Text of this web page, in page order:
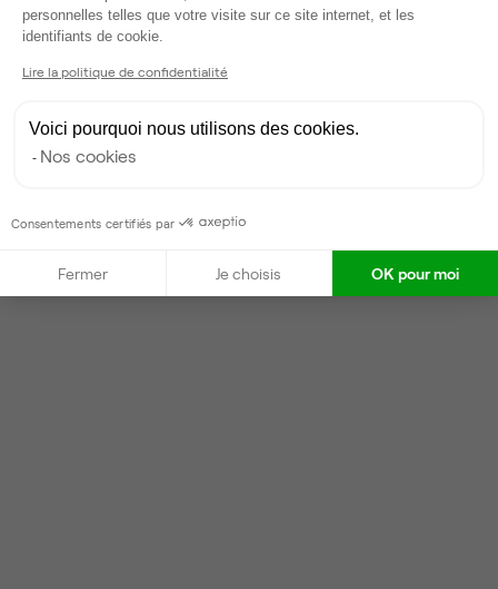
Répond en moins d'une heure
Locataires trouvés sur Ubiq : 87
personnelles telles que votre visite sur ce site internet, et les
identifiants de cookie.
Lire la politique de confidentialité
Voici pourquoi nous utilisons des cookies.
Nos cookies
Consentements certifiés par
Fermer Je choisis OK pour moi